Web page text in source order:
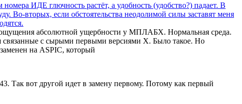
ИДЕ глючность растёт, а удобность (удобство?) падает. В
Во-вторых, если обстоятельства неодолимой силы заставят меня
абсолютной ущербности у МПЛАБХ. Нормальная среда.
связанные с сырыми первыми версиями Х. Было такое. Но
на ASPIC, который
Так вот другой идет в замену первому. Потому как первый